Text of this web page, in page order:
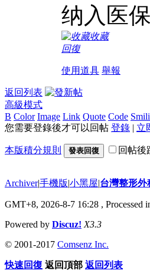
纳入医
收藏
回復
使用道具 舉報
返回列表
高級模式
B Color Image Link Quote Code
您需要登錄後才可以回帖 登錄 | 立
本版積分規則 發表回復 回帖後
Archiver|手機版|小黑屋|台灣整形
GMT+8, 2026-8-7 16:28 , Processed
Powered by Discuz! X3.3
© 2001-2017 Comsenz Inc.
快速回復 返回頂部 返回列表